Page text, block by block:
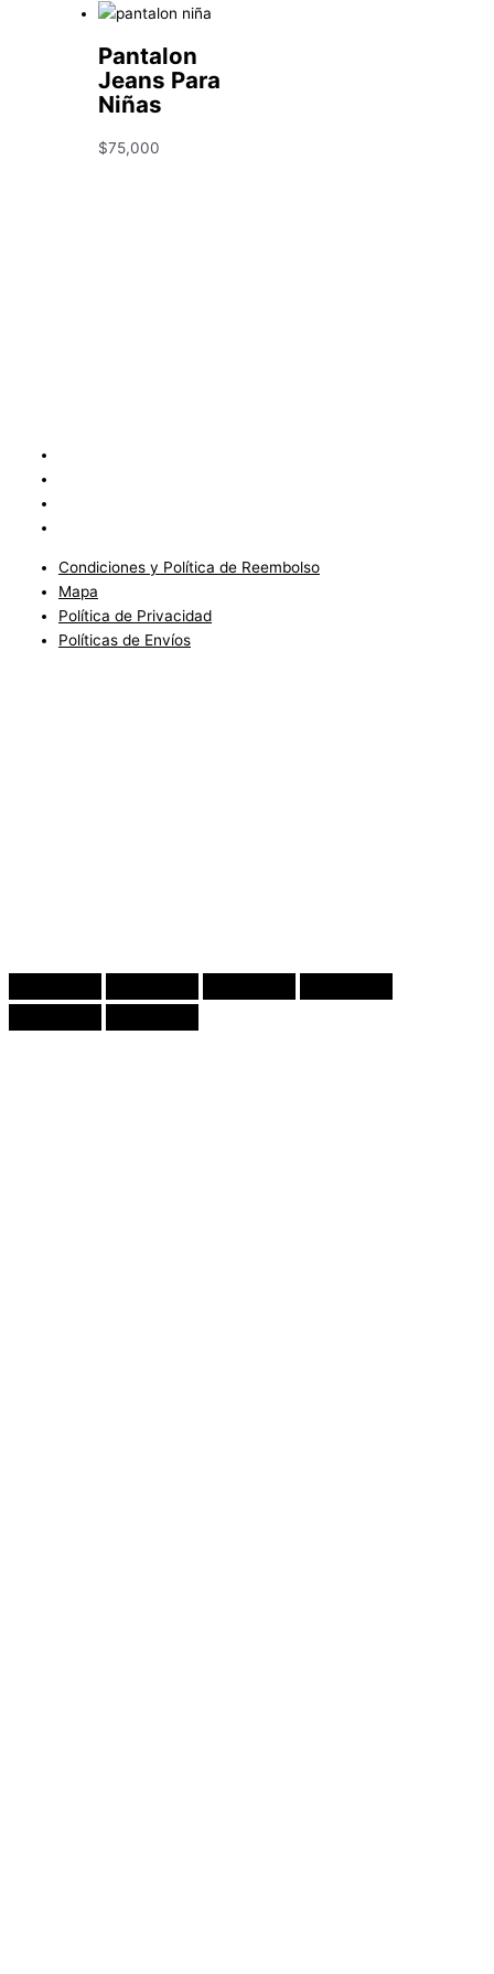
Pantalon
Jeans Para
Niñas
$75,000
Condiciones y Política de Reembolso
Mapa
Política de Privacidad
Políticas de Envíos